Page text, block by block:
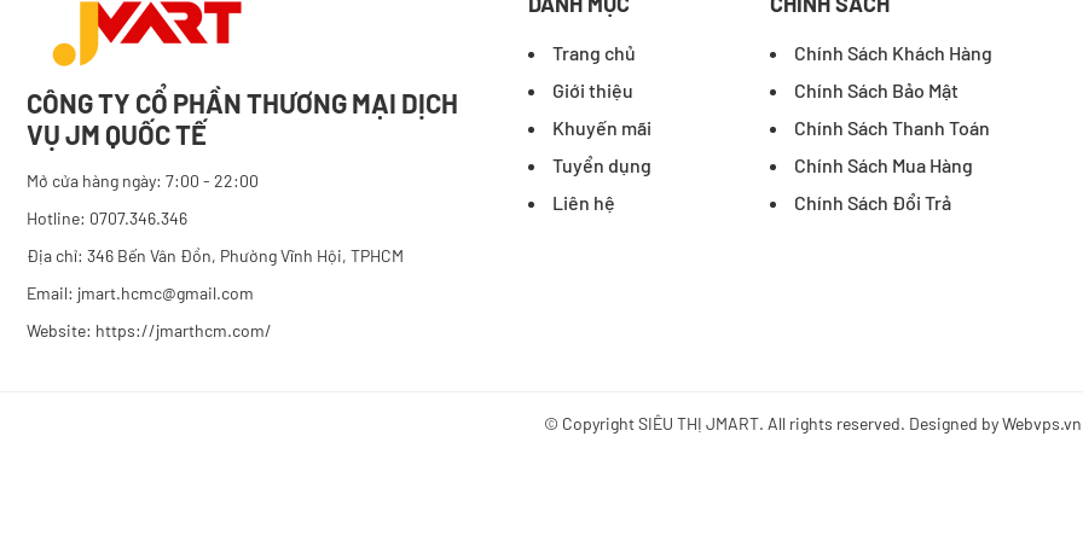
CÔNG TY CỔ PHẦN THƯƠNG MẠI DỊCH
VỤ JM QUỐC TẾ
Mở cửa hàng ngày: 7:00 - 22:00
Hotline: 0707.346.346
Địa chỉ: 346 Bến Vân Đồn, Phường Vĩnh Hội, TPHCM
Email: jmart.hcmc@gmail.com
Website: https://jmarthcm.com/
Trang chủ
Giới thiệu
Khuyến mãi
Tuyển dụng
Liên hệ
Chính Sách Khách Hàng
Chính Sách Bảo Mật
Chính Sách Thanh Toán
Chính Sách Mua Hàng
Chính Sách Đổi Trả
© CopyrightSIÊU THỊ JMART. All rights reserved. Designed byWebvps.vn